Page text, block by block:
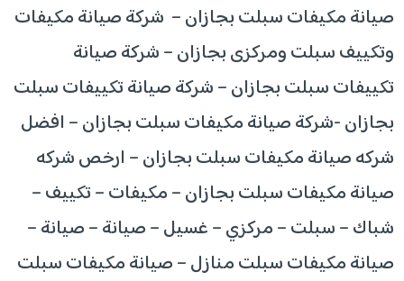
صيانة مكيفات سبلت بجازان – شركة صيانة مكيفات
وتكييف سبلت ومركزى بجازان – شركة صيانة
تكييفات سبلت بجازان – شركة صيانة تكييفات سبلت
بجازان -شركة صيانة مكيفات سبلت بجازان – افضل
شركه صيانة مكيفات سبلت بجازان – ارخص شركه
صيانة مكيفات سبلت بجازان – مكيفات – تكييف –
شباك – سبلت – مركزي – غسيل – صيانة – صيانة –
صيانة مكيفات سبلت منازل – صيانة مكيفات سبلت